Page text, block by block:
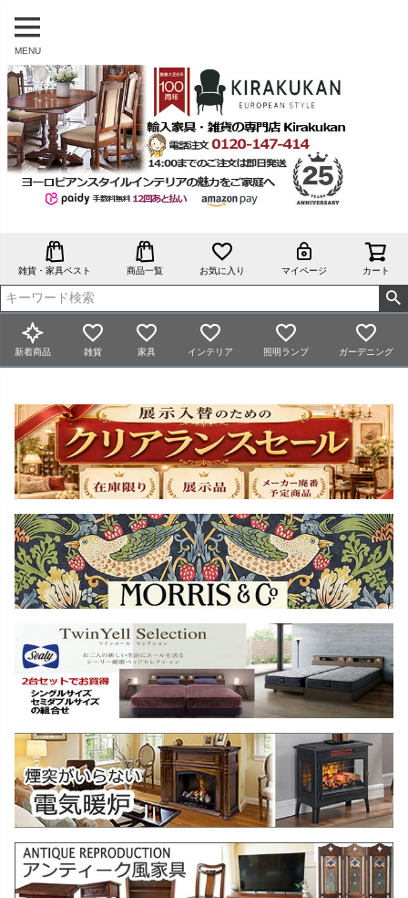
MENU
雑貨・家具ベスト 商品一覧 お気に入り マイページ カート
新着商品 雑貨 家具 インテリア 照明ランプ ガーデニング